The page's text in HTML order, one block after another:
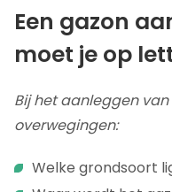
Een gazon
moet je op
Bij het aanleggen
overwegingen:
Welke grondsoort